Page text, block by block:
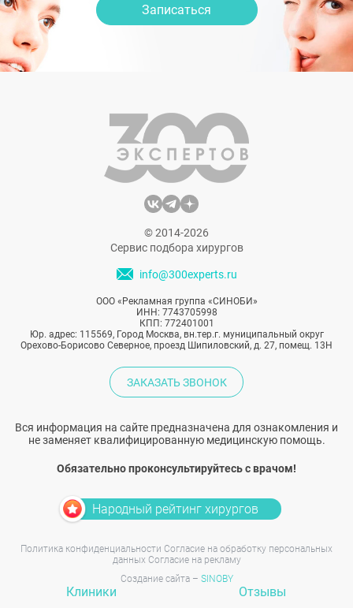
Записаться
© 2014-2026
Сервис подбора хирургов
info@300experts.ru
ООО «Рекламная группа «СИНОБИ»
ИНН: 7743705998
КПП: 772401001
Юр. адрес: 115569, Город Москва, вн.тер.г. муниципальный округ
Орехово-Борисово Северное, проезд Шипиловский, д. 27, помещ. 13Н
ЗАКАЗАТЬ ЗВОНОК
Вся информация на сайте предназначена для ознакомления и
не заменяет квалифицированную медицинскую помощь.
Обязательно проконсультируйтесь с врачом!
Народный рейтинг хирургов
Политика конфиденциальности Согласие на обработку персональных
данных Согласие на рекламу
Создание сайта – SINOBY
Клиники Отзывы